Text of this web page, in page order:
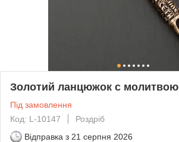
Золотий ланцюжок с молитвою
Під замовлення
Код: L-10147
Роздріб
Відправка з 21 серпня 2026